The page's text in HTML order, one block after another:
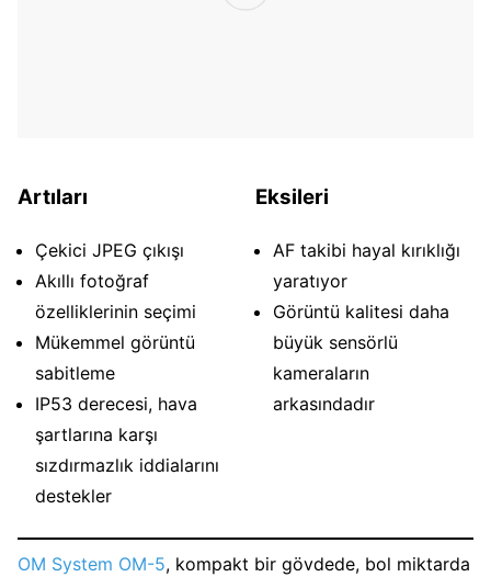
Artıları
Çekici JPEG çıkışı
Akıllı fotoğraf
özelliklerinin seçimi
Mükemmel görüntü
sabitleme
IP53 derecesi, hava
şartlarına karşı
sızdırmazlık iddialarını
destekler
Eksileri
AF takibi hayal kırıklığı
yaratıyor
Görüntü kalitesi daha
büyük sensörlü
kameraların
arkasındadır
OM System OM-5, kompakt bir gövdede, bol miktarda